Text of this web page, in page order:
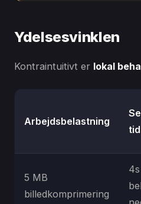
Ydelsesvinklen
Kontraintuitivt er lokal
Arbejdsbelastning
tid
5 MB
billedkomprimering